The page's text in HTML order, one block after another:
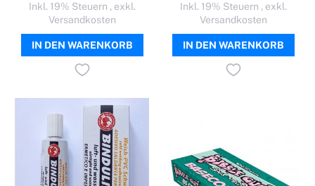
Inkl. 19% Steuern , exkl.
Versandkosten
IN DEN WARENKORB
Inkl. 19% Steuern , exkl.
Versandkosten
IN DEN WARENKORB